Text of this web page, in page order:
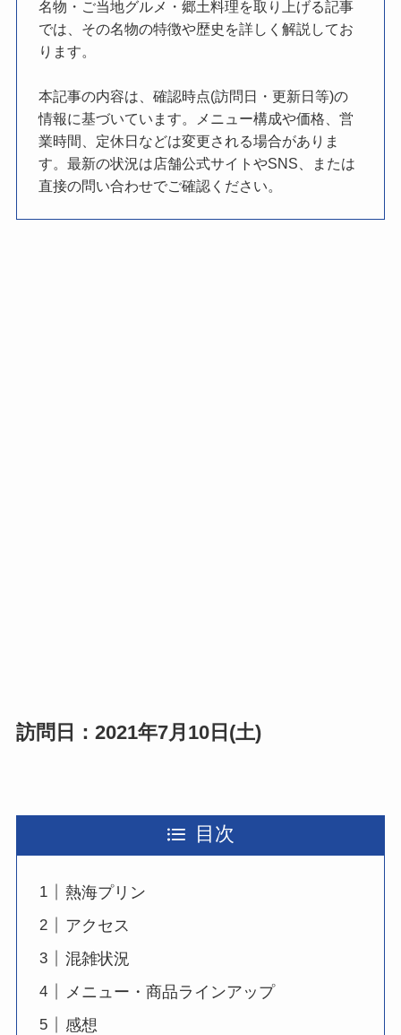
名物・ご当地グルメ・郷土料理を取り上げる記事
では、その名物の特徴や歴史を詳しく解説してお
ります。
本記事の内容は、確認時点(訪問日・更新日等)の
情報に基づいています。メニュー構成や価格、営
業時間、定休日などは変更される場合がありま
す。最新の状況は店舗公式サイトやSNS、または
直接の問い合わせでご確認ください。
訪問日：2021年7月10日(土)
目次
熱海プリン
アクセス
混雑状況
メニュー・商品ラインアップ
感想